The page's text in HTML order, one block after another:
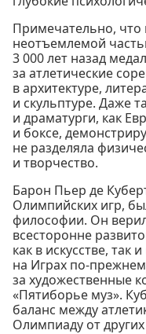
Примечательно, что
неотъемлемой
3 000 лет назад
за атлетические
в архитектуре,
и скульптуре. Даже
и драматурги, как
и боксе,
не разделяла
и творчество.
Барон Пьер де
Олимпийских игр,
философии. Он
всесторонне
как в искусстве, так
на Играх по-
за художественные
«Пятиборье муз».
баланс между
Олимпиаду от